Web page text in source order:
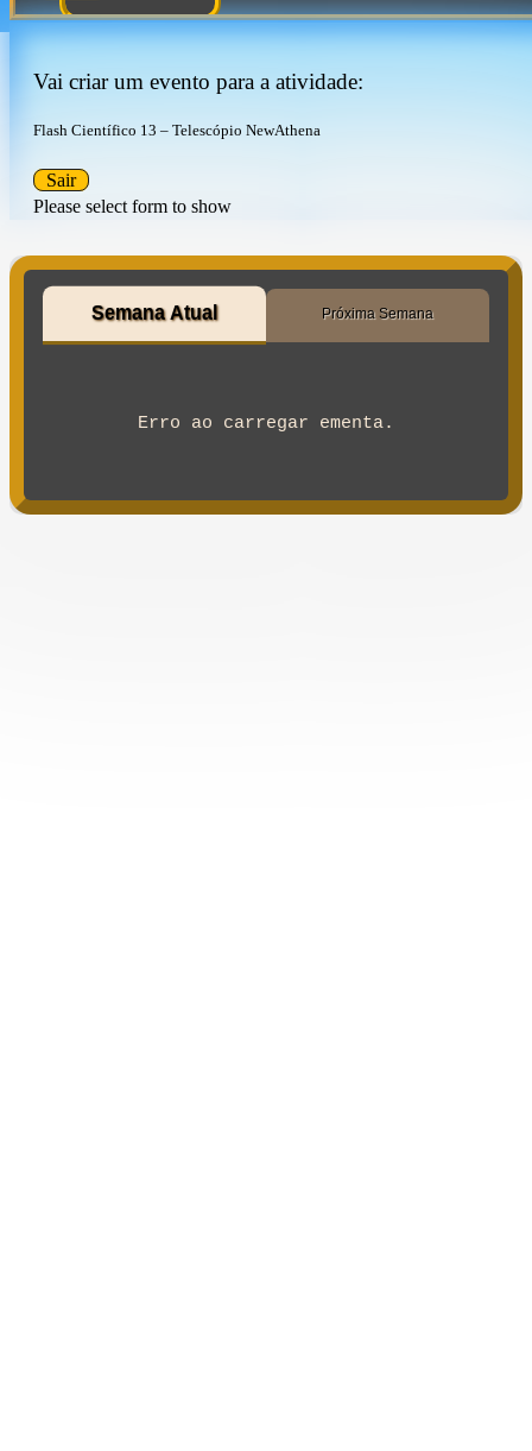
Vai criar um evento para a atividade:
Flash Científico 13 – Telescópio NewAthena
Please select form to show
Sair
Semana Atual Próxima Semana
Erro ao carregar ementa.